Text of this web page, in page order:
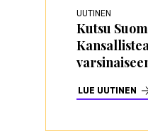
UUTINEN
Kutsu
LUE UUTINEN